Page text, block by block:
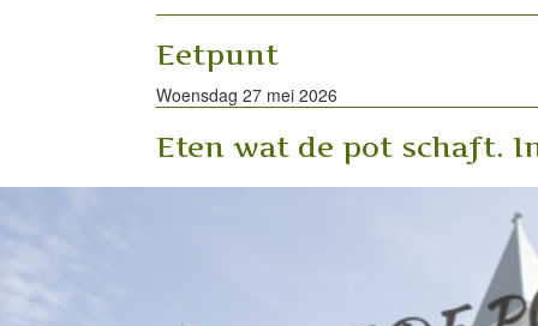
Eetpunt
Woensdag 27 mei 2026
Eten wat de pot schaft.